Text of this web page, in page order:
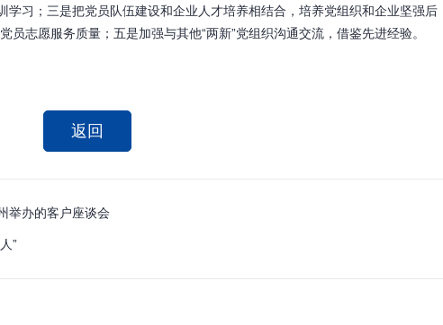
学习；三是把党员队伍建设和企业人才培养相结合，培养党组织和企业坚强后
员志愿服务质量；五是加强与其他“两新”党组织沟通交流，借鉴先进经验。
返回
举办的客户座谈会
”